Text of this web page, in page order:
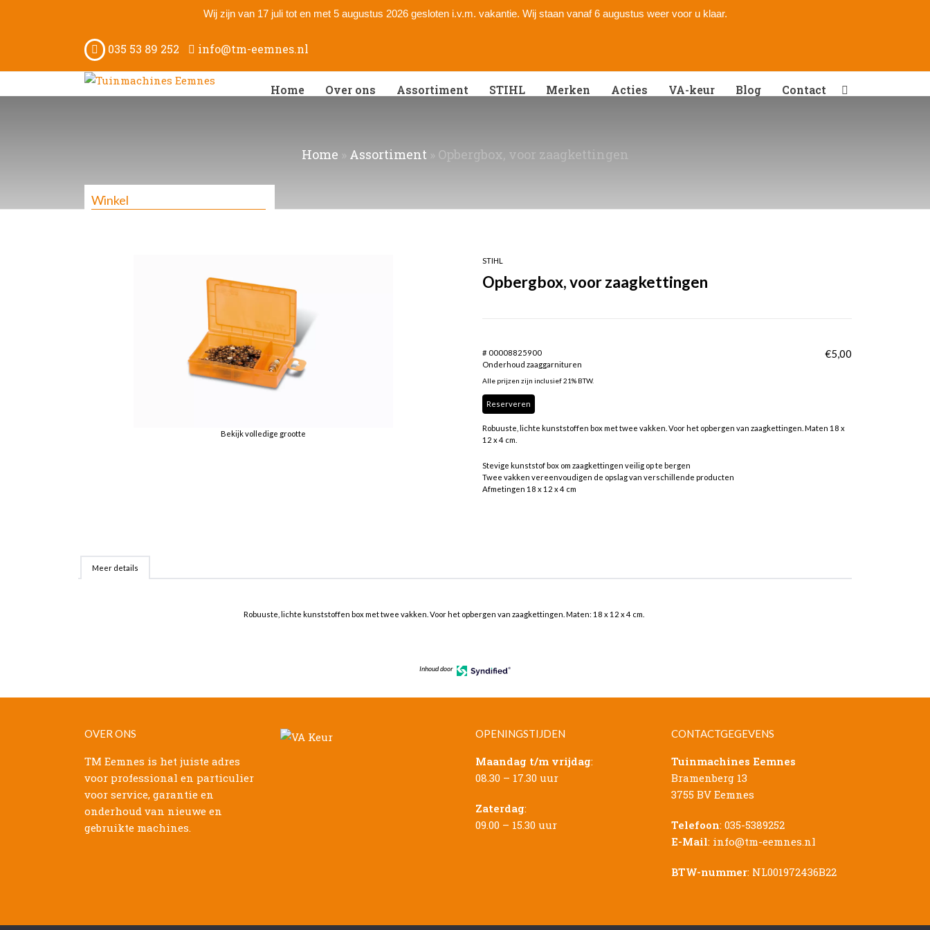
Wij zijn van 17 juli tot en met 5 augustus 2026 gesloten i.v.m. vakantie. Wij staan vanaf 6 augustus weer voor u klaar.
035 53 89 252 info@tm-eemnes.nl
Home Over ons Assortiment STIHL Merken Acties VA-keur Blog Contact
Winkel
Home » Assortiment» Opbergbox, voor zaagkettingen
Bekijk volledige grootte
STIHL
Opbergbox, voor zaagkettingen
# 00008825900
Onderhoud zaaggarnituren
€5,00
Alle prijzen zijn inclusief 21% BTW.
Reserveren
Robuuste, lichte kunststoffen box met twee vakken. Voor het opbergen van zaagkettingen. Maten 18 x
12 x 4 cm.
Stevige kunststof box om zaagkettingen veilig op te bergen
Twee vakken vereenvoudigen de opslag van verschillende producten
Afmetingen 18 x 12 x 4 cm
Meer details
Robuuste, lichte kunststoffen box met twee vakken. Voor het opbergen van zaagkettingen. Maten: 18 x 12 x 4 cm.
Inhoud door
OVER ONS
TM Eemnes is het juiste adres
voor professional en particulier
voor service, garantie en
onderhoud van nieuwe en
gebruikte machines.
OPENINGSTIJDEN
Maandag t/m vrijdag:
08.30 – 17.30 uur
Zaterdag:
09.00 – 15.30 uur
CONTACTGEGEVENS
Tuinmachines Eemnes
Bramenberg 13
3755 BV Eemnes
Telefoon: 035-5389252
E-Mail: info@tm-eemnes.nl
BTW-nummer: NL001972436B22